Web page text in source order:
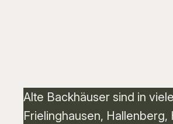
Alte Backhäuser sind in
Frielinghausen,